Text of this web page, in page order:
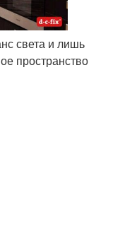
света и лишь
пространство